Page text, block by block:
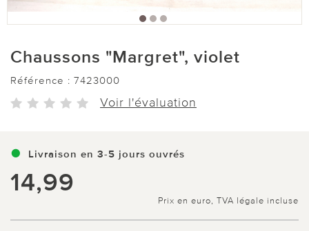
Chaussons "Margret", violet
Référence : 7423000
Voir l'évaluation
Livraison en 3-5 jours ouvrés
14,99
Prix en euro, TVA légale incluse